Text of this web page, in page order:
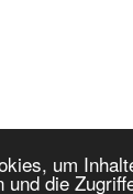
um
und die